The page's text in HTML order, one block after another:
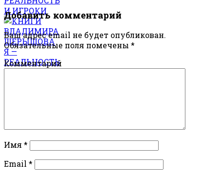
Добавить комментарий
Ваш адрес email не будет опубликован.
Обязательные поля помечены *
Комментарий
Имя *
Email *